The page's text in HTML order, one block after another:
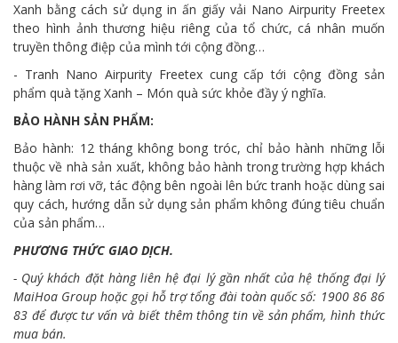
Xanh bằng cách sử dụng in ấn giấy vải Nano Airpurity Freetex
theo hình ảnh thương hiệu riêng của tổ chức, cá nhân muốn
truyền thông điệp của mình tới cộng đồng…
- Tranh Nano Airpurity Freetex cung cấp tới cộng đồng sản
phẩm quà tặng Xanh – Món quà sức khỏe đầy ý nghĩa.
BẢO HÀNH SẢN PHẨM:
Bảo hành: 12 tháng không bong tróc, chỉ bảo hành những lỗi
thuộc về nhà sản xuất, không bảo hành trong trường hợp khách
hàng làm rơi vỡ, tác động bên ngoài lên bức tranh hoặc dùng sai
quy cách, hướng dẫn sử dụng sản phẩm không đúng tiêu chuẩn
của sản phẩm…
PHƯƠNG THỨC GIAO DỊCH.
- Quý khách đặt hàng liên hệ đại lý gần nhất của hệ thống đại lý
MaiHoa Group hoặc gọi hỗ trợ tổng đài toàn quốc số: 1900 86 86
83 để được tư vấn và biết thêm thông tin về sản phẩm, hình thức
mua bán.